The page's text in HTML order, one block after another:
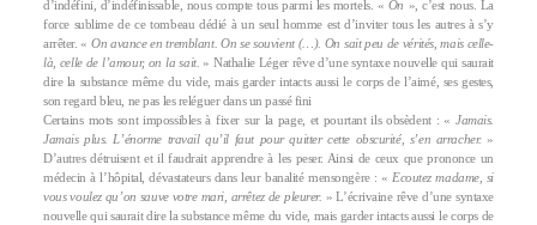
d’indéfini, d’indéfinissable, nous compte tous parmi les mortels. « On », c’est nous. La
force sublime de ce tombeau dédié à un seul homme est d’inviter tous les autres à s’y
arrêter. « On avance en tremblant. On se souvient (…). On sait peu de vérités, mais celle-
là, celle de l’amour, on la sait. » Nathalie Léger rêve d’une syntaxe nouvelle qui saurait
dire la substance même du vide, mais garder intacts aussi le corps de l’aimé, ses gestes,
son regard bleu, ne pas les reléguer dans un passé fini
Certains mots sont impossibles à fixer sur la page, et pourtant ils obsèdent : «Jamais.
Jamais plus. L’énorme travail qu’il faut pour quitter cette obscurité, s’en arracher.»
D’autres détruisent et il faudrait apprendre à les peser. Ainsi de ceux que prononce un
médecin à l’hôpital, dévastateurs dans leur banalité mensongère : « Ecoutez madame, si
vous voulez qu’on sauve votre mari, arrêtez de pleurer. » L’écrivaine rêve d’une syntaxe
nouvelle qui saurait dire la substance même du vide, mais garder intacts aussi le corps de